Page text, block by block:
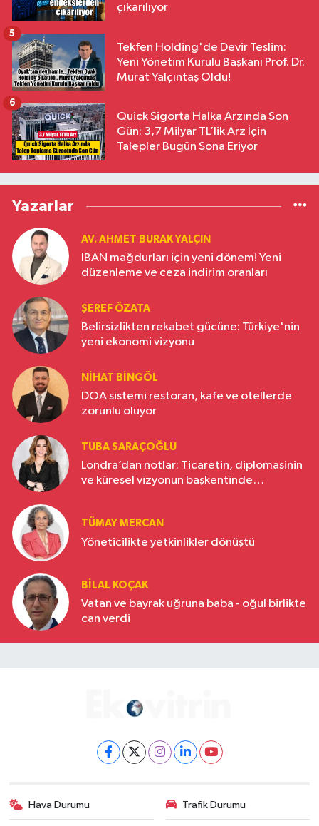
çıkarılıyor
Tekfen Holding'de Devir Teslim:
Yeni Yönetim Kurulu Başkanı Prof. Dr.
Murat Yalçıntaş Oldu!
5
Quick Sigorta Halka Arzında Son
Gün: 3,7 Milyar TL’lik Arz İçin
Talepler Bugün Sona Eriyor
6
Yazarlar
AV. AHMET BURAK YALÇIN
IBAN mağdurları için yeni dönem! Yeni
düzenleme ve ceza indirim oranları
ŞEREF ÖZATA
Belirsizlikten rekabet gücüne: Türkiye'nin
yeni ekonomi vizyonu
NIHAT BINGÖL
DOA sistemi restoran, kafe ve otellerde
zorunlu oluyor
TUBA SARAÇOĞLU
Londra’dan notlar: Ticaretin, diplomasinin
ve küresel vizyonun başkentinde
TÜMAY MERCAN
Yöneticilikte yetkinlikler dönüştü
BILAL KOÇAK
Vatan ve bayrak uğruna baba - oğul birlikte
can verdi
Hava Durumu Trafik Durumu